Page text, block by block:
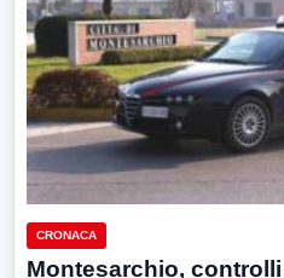
CRONACA
Montesarchio,